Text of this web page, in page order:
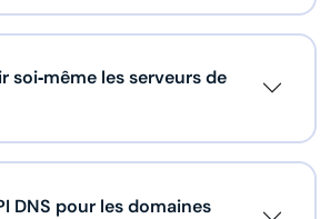
soi‑même les serveurs de
DNS pour les domaines